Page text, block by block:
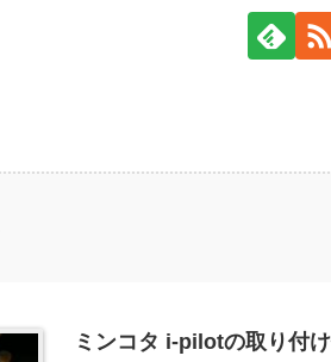
ミンコタ i-pilotの取り付